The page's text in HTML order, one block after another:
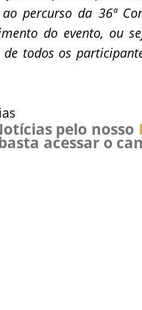
percurso da 36ª
do evento, ou
todos os
pelo nosso
acessar o